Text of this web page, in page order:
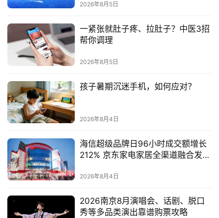
2026年8月5日
一紧张就肚子疼、拉肚子？中医3招
帮你调理
2026年8月5日
孩子暑期沉迷手机，如何应对？
2026年8月4日
海信超级品牌日96小时成交额增长
212% 京东家电家居全渠道融合发挥
2026年8月4日
2026南京8月演唱会、话剧、脱口
秀等多品类演出靠谱购票攻略